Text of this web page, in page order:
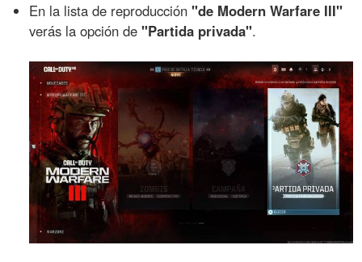
En la lista de reproducción"de Modern Warfare III"
verás la opción de"Partida privada".